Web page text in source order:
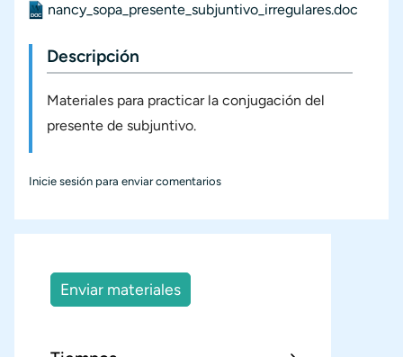
Documento
nancy_sopa_presente_subjuntivo_irregulares.doc
Descripción
Materiales para practicar la conjugación del
presente de subjuntivo.
Inicie sesión para enviar comentarios
Enviar materiales